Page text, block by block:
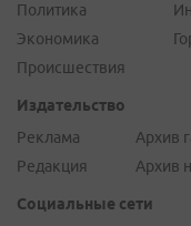
Политика
Экономика
Происшествия
Издательство
Реклама
Редакция
Архив
Архив
Социальные сети